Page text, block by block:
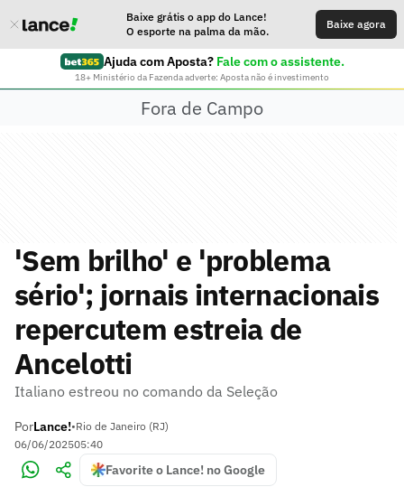
Baixe grátis o app do Lance!
O esporte na palma da mão.
Baixe agora
Ajuda com Aposta? Fale com o assistente.
18+ Ministério da Fazenda adverte: Aposta não é investimento
Fora de Campo
'Sem brilho' e 'problema
sério'; jornais internacionais
repercutem estreia de
Ancelotti
Italiano estreou no comando da Seleção
PorLance!•Rio de Janeiro (RJ)
06/06/202505:40
Favorite o Lance! no Google